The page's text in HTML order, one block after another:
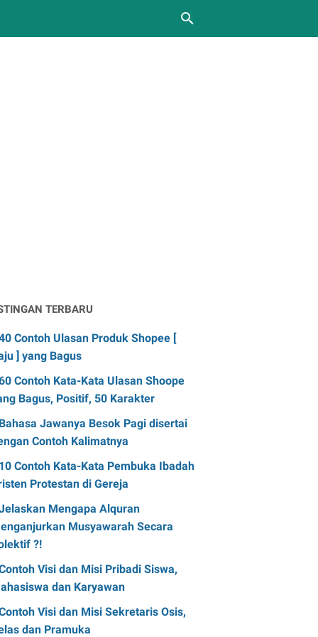
TERBARU
Contoh Ulasan Produk Shopee [
] yang Bagus
Contoh Kata-Kata Ulasan Shoope
Bagus, Positif, 50 Karakter
Bahasa Jawanya Besok Pagi disertai
Contoh Kalimatnya
10 Contoh Kata-Kata Pembuka Ibadah
Protestan di Gereja
Mengapa Alquran
Musyawarah Secara
?!
Visi dan Misi Pribadi Siswa,
dan Karyawan
Visi dan Misi Sekretaris Osis,
dan Pramuka